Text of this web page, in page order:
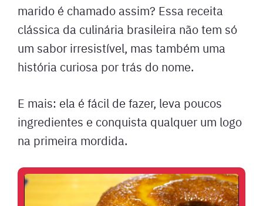
marido é chamado assim? Essa receita
clássica da culinária brasileira não tem só
um sabor irresistível, mas também uma
história curiosa por trás do nome.
E mais: ela é fácil de fazer, leva poucos
ingredientes e conquista qualquer um logo
na primeira mordida.